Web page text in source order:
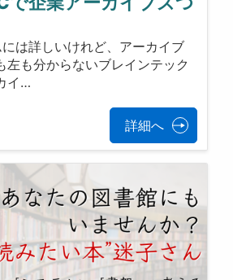
は詳しいけれど、アーカイブ
左も分からないブレインテック
イ…
詳細へ